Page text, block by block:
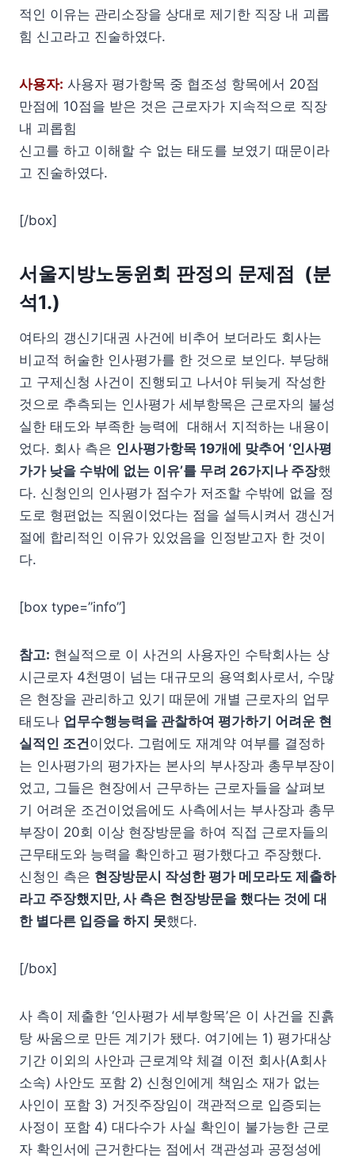
적인 이유는 관리소장을 상대로 제기한 직장 내 괴롭
힘 신고라고 진술하였다.
사용자: 사용자 평가항목 중 협조성 항목에서 20점
만점에 10점을 받은 것은 근로자가 지속적으로 직장
내 괴롭힘
신고를 하고 이해할 수 없는 태도를 보였기 때문이라
고 진술하였다.
[/box]
서울지방노동윈회 판정의 문제점 (분
석1.)
여타의 갱신기대권 사건에 비추어 보더라도 회사는
비교적 허술한 인사평가를 한 것으로 보인다. 부당해
고 구제신청 사건이 진행되고 나서야 뒤늦게 작성한
것으로 추측되는 인사평가 세부항목은 근로자의 불성
실한 태도와 부족한 능력에 대해서 지적하는 내용이
었다. 회사 측은 인사평가항목 19개에 맞추어 ‘인사평
가가 낮을 수밖에 없는 이유’를 무려 26가지나 주장했
다. 신청인의 인사평가 점수가 저조할 수밖에 없을 정
도로 형편없는 직원이었다는 점을 설득시켜서 갱신거
절에 합리적인 이유가 있었음을 인정받고자 한 것이
다.
[box type=”info”]
참고: 현실적으로 이 사건의 사용자인 수탁회사는 상
시근로자 4천명이 넘는 대규모의 용역회사로서, 수많
은 현장을 관리하고 있기 때문에 개별 근로자의 업무
태도나 업무수행능력을 관찰하여 평가하기 어려운 현
실적인 조건이었다. 그럼에도 재계약 여부를 결정하
는 인사평가의 평가자는 본사의 부사장과 총무부장이
었고, 그들은 현장에서 근무하는 근로자들을 살펴보
기 어려운 조건이었음에도 사측에서는 부사장과 총무
부장이 20회 이상 현장방문을 하여 직접 근로자들의
근무태도와 능력을 확인하고 평가했다고 주장했다.
신청인 측은 현장방문시 작성한 평가 메모라도 제출하
라고 주장했지만, 사 측은 현장방문을 했다는 것에 대
한 별다른 입증을 하지 못했다.
[/box]
사 측이 제출한 ‘인사평가 세부항목’은 이 사건을 진흙
탕 싸움으로 만든 계기가 됐다. 여기에는 1) 평가대상
기간 이외의 사안과 근로계약 체결 이전 회사(A회사
소속) 사안도 포함 2) 신청인에게 책임소 재가 없는
사인이 포함 3) 거짓주장임이 객관적으로 입증되는
사정이 포함 4) 대다수가 사실 확인이 불가능한 근로
자 확인서에 근거한다는 점에서 객관성과 공정성에